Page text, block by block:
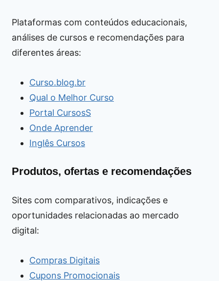
Plataformas com conteúdos educacionais,
análises de cursos e recomendações para
diferentes áreas:
Curso.blog.br
Qual o Melhor Curso
Portal CursosS
Onde Aprender
Inglês Cursos
Produtos, ofertas e recomendações
Sites com comparativos, indicações e
oportunidades relacionadas ao mercado
digital:
Compras Digitais
Cupons Promocionais